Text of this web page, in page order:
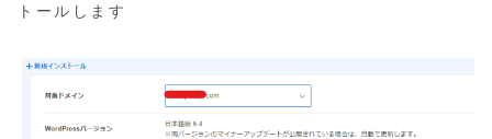
トールします